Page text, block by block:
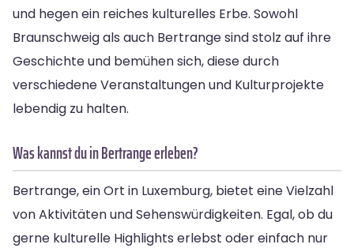
und hegen ein reiches kulturelles Erbe. Sowohl
Braunschweig als auch Bertrange sind stolz auf ihre
Geschichte und bemühen sich, diese durch
verschiedene Veranstaltungen und Kulturprojekte
lebendig zu halten.
Was kannst du in Bertrange erleben?
Bertrange, ein Ort in Luxemburg, bietet eine Vielzahl
von Aktivitäten und Sehenswürdigkeiten. Egal, ob du
gerne kulturelle Highlights erlebst oder einfach nur